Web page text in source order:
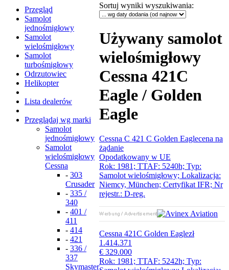
Przegląd
Samolot
jednośmigłowy
Samolot
wielośmigłowy
Samolot
turbośmigłowy
Odrzutowiec
Helikopter
Lista dealerów
Przeglądaj wg marki
Samolot
jednośmigłowy
Samolot
wielośmigłowy
Cessna
- 303
Crusader
- 335 /
340
- 401 /
411
- 414
- 421
- 336 /
337
Skymaster
Sortuj wyniki wyszukiwania:
Używany samolot
wielośmigłowy
Cessna 421C
Eagle / Golden
Eagle
Cessna C 421 C Golden Eaglecena na
żądanie
Opodatkowany w UE
Rok: 1981; TTAF: 5240h; Typ:
Samolot wielośmigłowy; Lokalizacja:
Niemcy, München; Certyfikat IFR; Nr
rejestr.: D-reg.
Cessna 421C Golden Eaglezł
1.414.371
€ 329.000
Rok: 1981; TTAF: 5242h; Typ: